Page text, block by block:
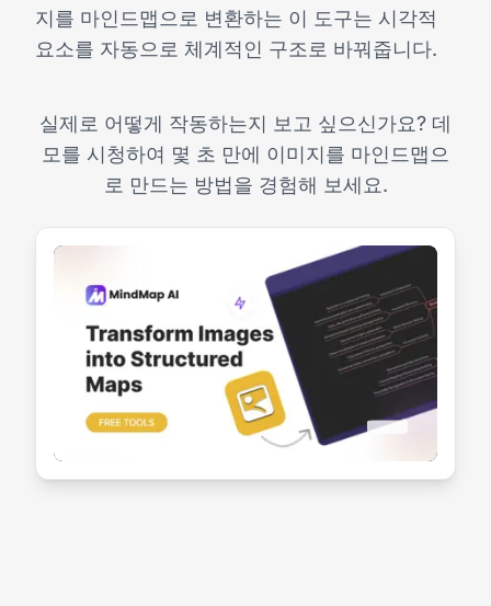
지를 마인드맵으로 변환하는 이 도구는 시각적
요소를 자동으로 체계적인 구조로 바꿔줍니다.
실제로 어떻게 작동하는지 보고 싶으신가요? 데
모를 시청하여 몇 초 만에 이미지를 마인드맵으
로 만드는 방법을 경험해 보세요.